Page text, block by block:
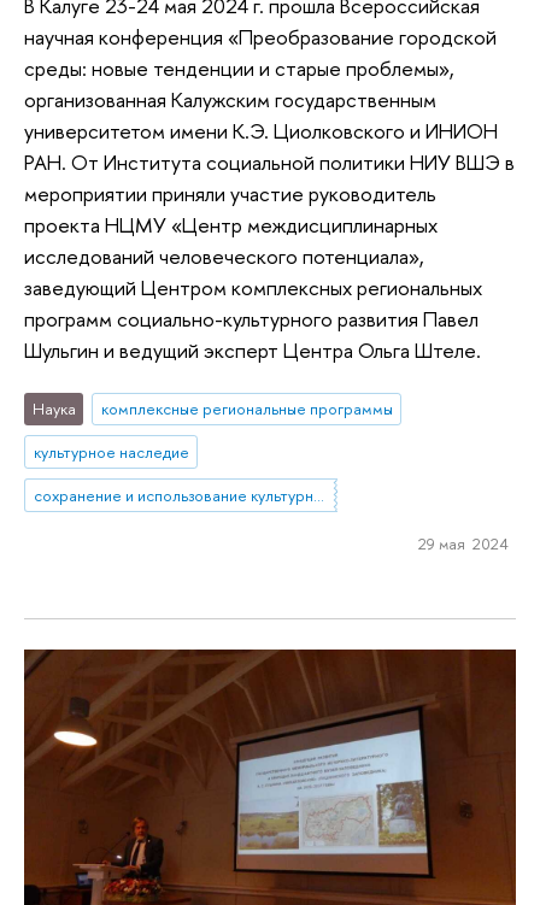
научная конференция «Преобразование городской
среды: новые тенденции и старые проблемы»,
организованная Калужским государственным
университетом имени К.Э. Циолковского и ИНИОН
РАН. От Института социальной политики НИУ ВШЭ в
мероприятии приняли участие руководитель
проекта НЦМУ «Центр междисциплинарных
исследований человеческого потенциала»,
заведующий Центром комплексных региональных
программ социально-культурного развития Павел
Шульгин и ведущий эксперт Центра Ольга Штеле.
Наука
комплексные региональные программы
культурное наследие
сохранение и использование культурного наследия
29 мая 2024